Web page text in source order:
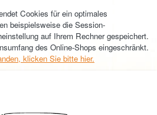
Cookies für ein optimales
beispielsweise die Session-
auf Ihrem Rechner gespeichert.
des Online-Shops eingeschränkt.
klicken Sie bitte hier.